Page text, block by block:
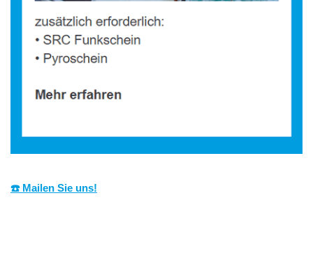
☎️ Mailen Sie uns!